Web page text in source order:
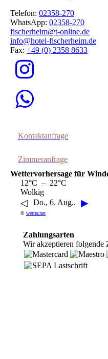
Telefon: 02358-270
WhatsApp: 02358-270
fischerheim@t-online.de
info@hotel-fischerheim.de
Fax: +49 (0) 2358 8633
Kontaktanfrage
Zimmeranfrage
Wettervorhersage für
12°C – 22°C
Wolkig
◁ Do., 6. Aug.. ▶
© wetter.net
Zahlungsarten
Wir akzeptieren folgende